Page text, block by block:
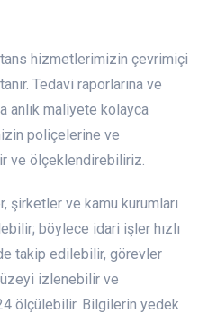
hizmetlerimizin çevrimiçi
Tedavi raporlarına ve
anlık maliyete kolayca
poliçelerine ve
ve ölçeklendirebiliriz.
şirketler ve kamu kurumları
böylece idari işler hızlı
takip edilebilir, görevler
izlenebilir ve
ölçülebilir. Bilgilerin yedek